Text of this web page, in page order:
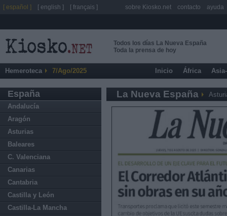
Todos los días La Nueva España
Toda la prensa de hoy
Hemeroteca 7/Ago/2025 Inicio África
España
Andalucía
Aragón
Asturias
Baleares
C. Valenciana
Canarias
Cantabria
Castilla y León
Castilla-La Mancha
La Nueva España
[ español ] [ english ] [ français ] sobre Kiosko.net contacto ayuda